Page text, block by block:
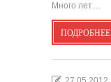
Много лет…
ПОДРОБНЕЕ